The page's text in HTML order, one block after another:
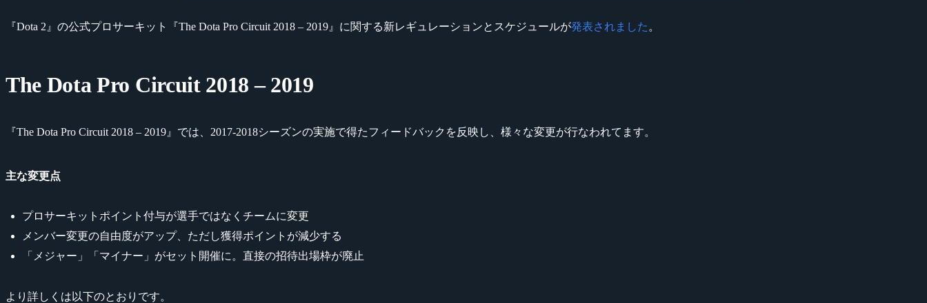
『Dota 2』の公式プロサーキット『The Dota Pro Circuit 2018 – 2019』に関する新レギュレーションとスケジュールが発表されました 。
The Dota Pro Circuit 2018 – 2019
『The Dota Pro Circuit 2018 – 2019』では、2017-2018シーズンの実施で得たフィードバックを反映し、様々な変更が行なわれてます。
主な変更点
プロサーキットポイント付与が選手ではなくチームに変更
メンバー変更の自由度がアップ、ただし獲得ポイントが減少する
「メジャー」「マイナー」がセット開催に。直接の招待出場枠が廃止
より詳しくは以下のとおりです。